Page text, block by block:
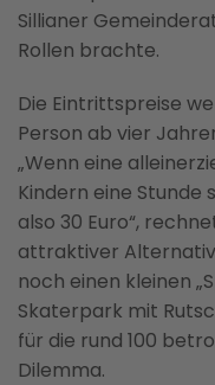
Sillianer
Rollen brachte.
Die Eintrittspreise
Person ab vier
„Wenn eine
Kindern eine Stunde
also 30 Euro“,
attraktiver
noch einen kleinen
Skaterpark mit
für die rund 100
Dilemma.